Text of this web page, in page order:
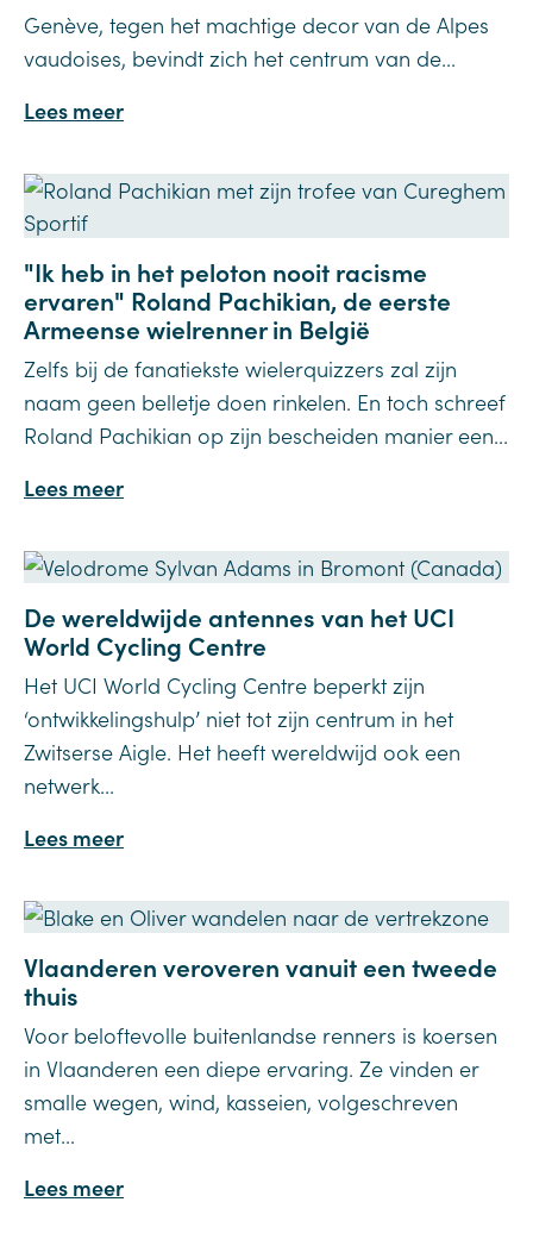
Genève, tegen het machtige decor van de Alpes
vaudoises, bevindt zich het centrum van de...
Lees meer
"Ik heb in het peloton nooit racisme
ervaren" Roland Pachikian, de eerste
Armeense wielrenner in België
Zelfs bij de fanatiekste wielerquizzers zal zijn
naam geen belletje doen rinkelen. En toch schreef
Roland Pachikian op zijn bescheiden manier een...
Lees meer
De wereldwijde antennes van het UCI
World Cycling Centre
Het UCI World Cycling Centre beperkt zijn
‘ontwikkelingshulp’ niet tot zijn centrum in het
Zwitserse Aigle. Het heeft wereldwijd ook een
netwerk...
Lees meer
Vlaanderen veroveren vanuit een tweede
thuis
Voor beloftevolle buitenlandse renners is koersen
in Vlaanderen een diepe ervaring. Ze vinden er
smalle wegen, wind, kasseien, volgeschreven
met...
Lees meer